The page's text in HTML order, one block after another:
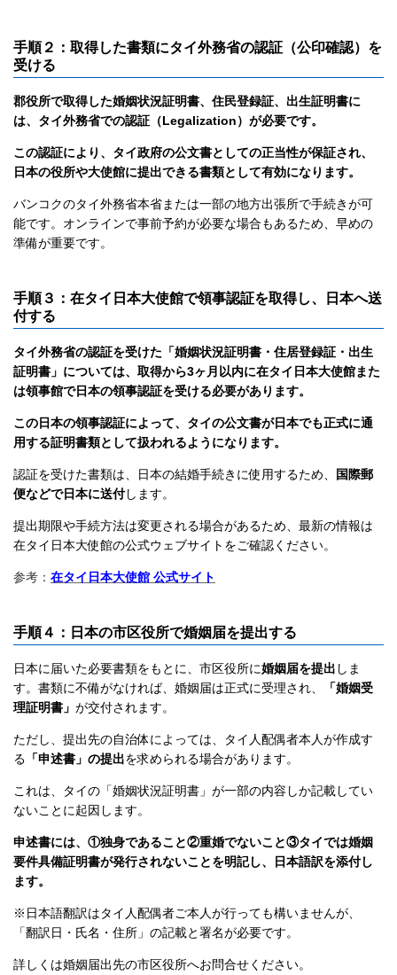
手順２：取得した書類にタイ外務省の認証（公印確認）を
受ける
郡役所で取得した婚姻状況証明書、住民登録証、出生証明書に
は、タイ外務省での認証（Legalization）が必要です。
この認証により、タイ政府の公文書としての正当性が保証され、
日本の役所や大使館に提出できる書類として有効になります。
バンコクのタイ外務省本省または一部の地方出張所で手続きが可
能です。オンラインで事前予約が必要な場合もあるため、早めの
準備が重要です。
手順３：在タイ日本大使館で領事認証を取得し、日本へ送
付する
タイ外務省の認証を受けた「婚姻状況証明書・住居登録証・出生
証明書」については、取得から3ヶ月以内に在タイ日本大使館また
は領事館で日本の領事認証を受ける必要があります。
この日本の領事認証によって、タイの公文書が日本でも正式に通
用する証明書類として扱われるようになります。
認証を受けた書類は、日本の結婚手続きに使用するため、
国際郵
便などで日本に送付します。
提出期限や手続方法は変更される場合があるため、最新の情報は
在タイ日本大使館の公式ウェブサイトをご確認ください。
参考： 在タイ日本大使館 公式サイト
手順４：日本の市区役所で婚姻届を提出する
日本に届いた必要書類をもとに、市区役所に婚姻届を提出 しま
す。書類に不備がなければ、婚姻届は正式に受理され、
「婚姻受
理証明書」 が交付されます。
ただし、提出先の自治体によっては、タイ人配偶者本人が作成す
る 「申述書」の提出を求められる場合があります。
これは、タイの「婚姻状況証明書」が一部の内容しか記載してい
ないことに起因します。
申述書には、①独身であること②重婚でないこと③タイでは婚姻
要件具備証明書が発行されないことを明記し、日本語訳を添付し
ます。
※日本語翻訳はタイ人配偶者ご本人が行っても構いませんが、
「翻訳日・氏名・住所」の記載と署名が必要です。
詳しくは婚姻届出先の市区役所へお問合せください。